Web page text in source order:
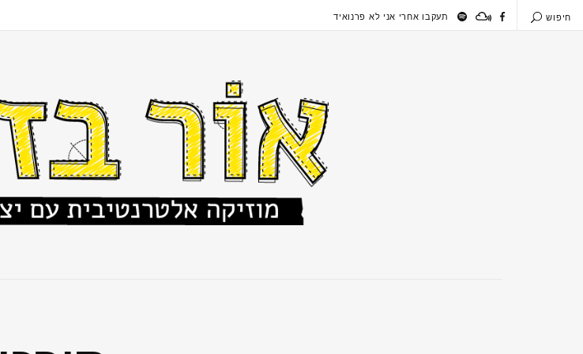
חיפוש תעקבו אחרי אני לא פרנואיד